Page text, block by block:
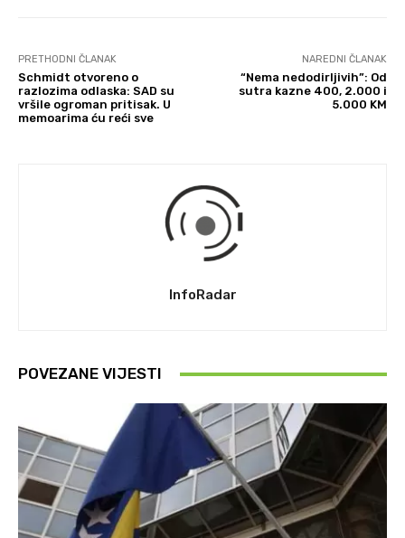
PRETHODNI ČLANAK
Schmidt otvoreno o
razlozima odlaska: SAD su
vršile ogroman pritisak. U
memoarima ću reći sve
NAREDNI ČLANAK
“Nema nedodirljivih”: Od
sutra kazne 400, 2.000 i
5.000 KM
InfoRadar
POVEZANE VIJESTI